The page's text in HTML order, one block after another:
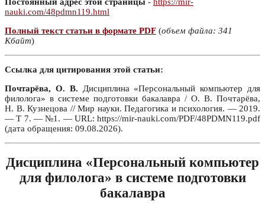
nauki.com/48pdmn119.html
Полный текст статьи в формате PDF (объем файла: 341
Кбайт)
Ссылка для цитирования этой статьи:
Почтарёва, О. В. Дисциплина «Персональный компьютер для
филолога» в системе подготовки бакалавра / О. В. Почтарёва,
Н. В. Кузнецова // Мир науки. Педагогика и психология. — 2019.
— Т 7. — №1. — URL: https://mir-nauki.com/PDF/48PDMN119.pdf
(дата обращения: 09.08.2026).
Дисциплина «Персональный компьютер
для филолога» в системе подготовки
бакалавра